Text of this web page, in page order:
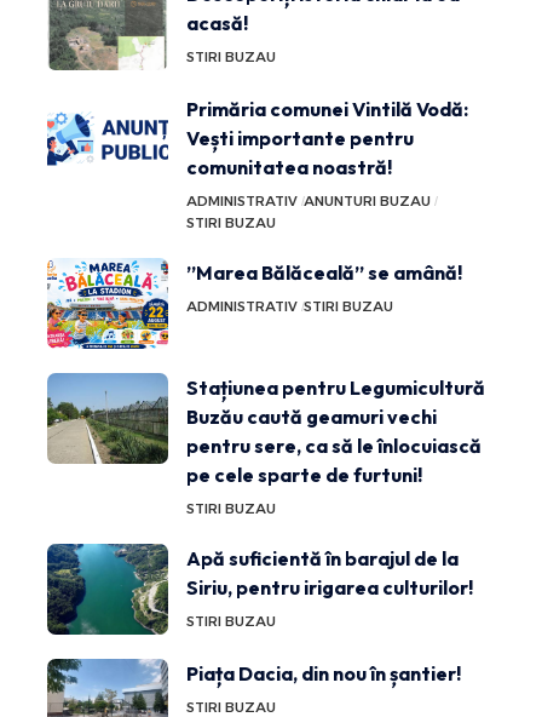
acasă!
STIRI BUZAU
Primăria comunei Vintilă Vodă:
Vești importante pentru
comunitatea noastră!
ADMINISTRATIV ANUNTURI BUZAU
STIRI BUZAU
”Marea Bălăceală” se amână!
ADMINISTRATIV STIRI BUZAU
Stațiunea pentru Legumicultură
Buzău caută geamuri vechi
pentru sere, ca să le înlocuiască
pe cele sparte de furtuni!
STIRI BUZAU
Apă suficientă în barajul de la
Siriu, pentru irigarea culturilor!
STIRI BUZAU
Piața Dacia, din nou în șantier!
STIRI BUZAU